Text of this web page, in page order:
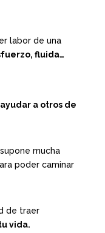
labor de una
fluida…
a otros de
supone mucha
poder caminar
de traer
vida.